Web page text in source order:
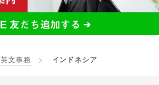
英文事務 インドネシア